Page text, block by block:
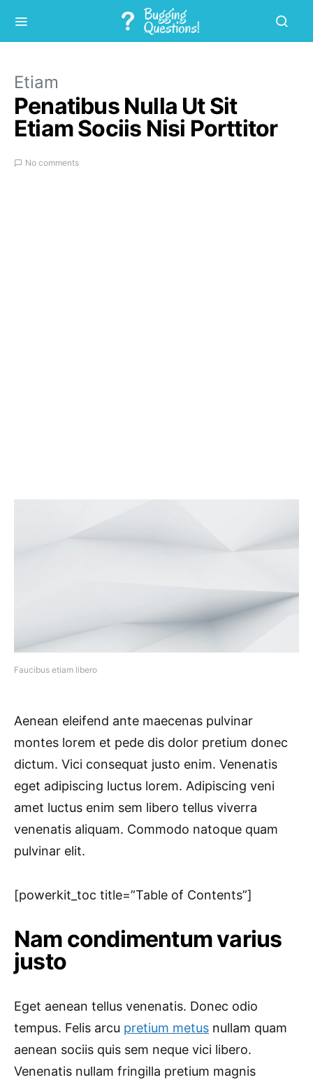
Etiam
Penatibus Nulla Ut Sit
Etiam Sociis Nisi Porttitor
No comments
Faucibus etiam libero
Aenean eleifend ante maecenas pulvinar
montes lorem et pede dis dolor pretium donec
dictum. Vici consequat justo enim. Venenatis
eget adipiscing luctus lorem. Adipiscing veni
amet luctus enim sem libero tellus viverra
venenatis aliquam. Commodo natoque quam
pulvinar elit.
[powerkit_toc title=”Table of Contents”]
Nam condimentum varius
justo
Eget aenean tellus venenatis. Donec odio
tempus. Felis arcu pretium metus nullam quam
aenean sociis quis sem neque vici libero.
Venenatis nullam fringilla pretium magnis